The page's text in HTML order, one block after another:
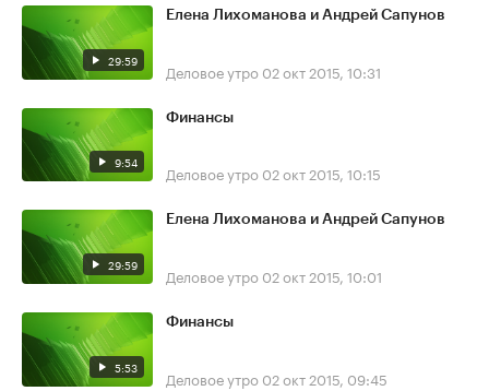
29:59
Елена Лихоманова и Андрей Сапунов
Деловое утро 02 окт 2015, 10:31
9:54
Финансы
Деловое утро 02 окт 2015, 10:15
29:59
Елена Лихоманова и Андрей Сапунов
Деловое утро 02 окт 2015, 10:01
5:53
Финансы
Деловое утро 02 окт 2015, 09:45